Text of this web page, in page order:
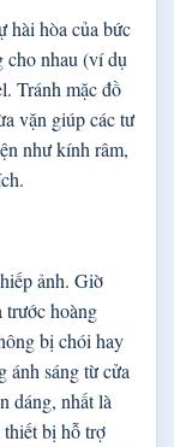
hài hòa của bức
cho nhau (ví dụ
Tránh mặc đồ
vặn giúp các tư
như kính râm,
ảnh. Giờ
trước hoàng
bị chói hay
ánh sáng từ cửa
dáng, nhất là
bị hỗ trợ